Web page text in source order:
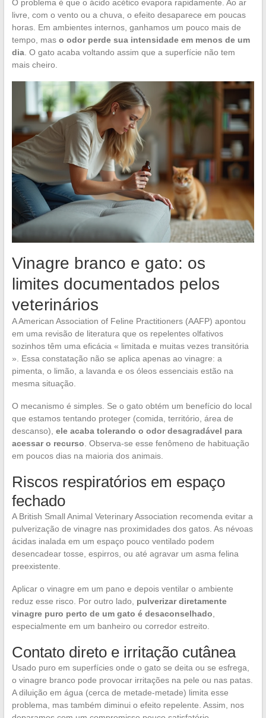
O problema é que o ácido acético evapora rapidamente. Ao ar
livre, com o vento ou a chuva, o efeito desaparece em poucas
horas. Em ambientes internos, ganhamos um pouco mais de
tempo, mas o odor perde sua intensidade em menos de um
dia. O gato acaba voltando assim que a superfície não tem
mais cheiro.
Vinagre branco e gato: os
limites documentados pelos
veterinários
A American Association of Feline Practitioners (AAFP) apontou
em uma revisão de literatura que os repelentes olfativos
sozinhos têm uma eficácia « limitada e muitas vezes transitória
». Essa constatação não se aplica apenas ao vinagre: a
pimenta, o limão, a lavanda e os óleos essenciais estão na
mesma situação.
O mecanismo é simples. Se o gato obtém um benefício do local
que estamos tentando proteger (comida, território, área de
descanso), ele acaba tolerando o odor desagradável para
acessar o recurso . Observa-se esse fenômeno de habituação
em poucos dias na maioria dos animais.
Riscos respiratórios em espaço
fechado
A British Small Animal Veterinary Association recomenda evitar a
pulverização de vinagre nas proximidades dos gatos. As névoas
ácidas inalada em um espaço pouco ventilado podem
desencadear tosse, espirros, ou até agravar um asma felina
preexistente.
Aplicar o vinagre em um pano e depois ventilar o ambiente
reduz esse risco. Por outro lado, pulverizar diretamente
vinagre puro perto de um gato é desaconselhado
especialmente em um banheiro ou corredor estreito.
Contato direto e irritação cutânea
Usado puro em superfícies onde o gato se deita ou se esfrega,
o vinagre branco pode provocar irritações na pele ou nas patas.
A diluição em água (cerca de metade-metade) limita esse
problema, mas também diminui o efeito repelente. Assim, nos